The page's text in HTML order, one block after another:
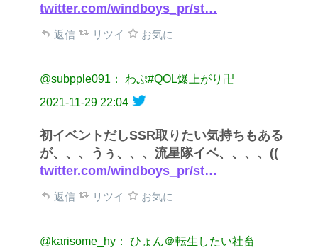
twitter.com/windboys_pr/st…
返信 リツイ お気に
@subpple091： わぷ#QOL爆上がり卍
2021-11-29 22:04
初イベントだしSSR取りたい気持ちもある
が、、、うぅ、、、流星隊イベ、、、、((
twitter.com/windboys_pr/st…
返信 リツイ お気に
@karisome_hy： ひょん＠転生したい社畜